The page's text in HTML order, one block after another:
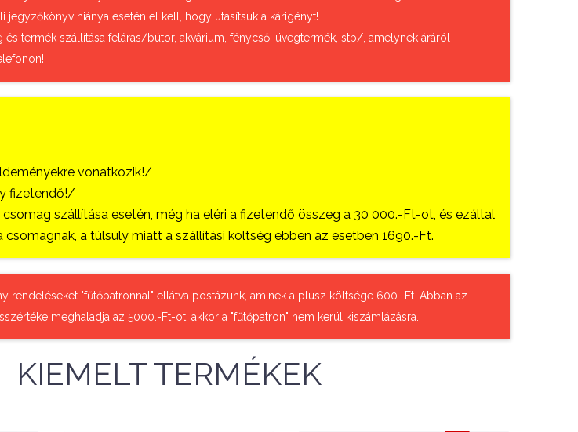
jegyzőkönyv hiánya esetén el kell, hogy utasítsuk a kárigényt!
termék szállítása feláras/bútor, akvárium, fénycső, üvegtermék, stb/, amelynek áráról
vonatkozik!/
fizetendő!/
szállítása esetén, még ha eléri a fizetendő összeg a 30 000.-Ft-ot, és ezáltal
csomagnak, a túlsúly miatt a szállítási költség ebben az esetben 1690.-Ft.
rendeléseket "fűtőpatronnal" ellátva postázunk, aminek a plusz költsége 600.-Ft. Abban az
meghaladja az 5000.-Ft-ot, akkor a "fűtőpatron" nem kerül kiszámlázásra.
KIEMELT TERMÉKEK